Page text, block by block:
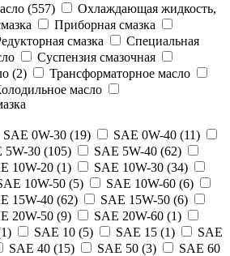
(557)
Охлаждающая жидкость,
Приборная смазка
смазка
Специальная
Суспензия смазочная
(2)
Трансформаторное масло
масло
SAE 0W-30 (19)
SAE 0W-40 (11)
5W-30 (105)
SAE 5W-40 (62)
10W-20 (1)
SAE 10W-30 (34)
10W-50 (5)
SAE 10W-60 (6)
15W-40 (62)
SAE 15W-50 (6)
20W-50 (9)
SAE 20W-60 (1)
SAE 10 (5) SAE 15 (1)
SAE
SAE 40 (15) SAE 50 (3)
SAE 60